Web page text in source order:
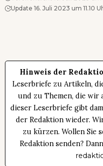
Update 16. Juli 2023 um 11.10
Hinweis der
Leserbriefe zu Artikeln,
und zu Themen, die wir
dieser Leserbriefe gibt
der Redaktion wieder.
zu kürzen. Wollen Sie
Redaktion senden?